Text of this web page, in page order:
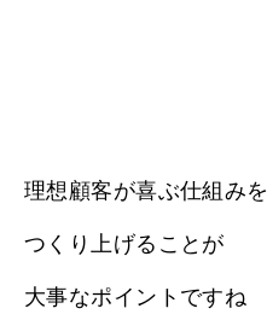
理想顧客が喜ぶ仕組みを
つくり上げることが
大事なポイントですね